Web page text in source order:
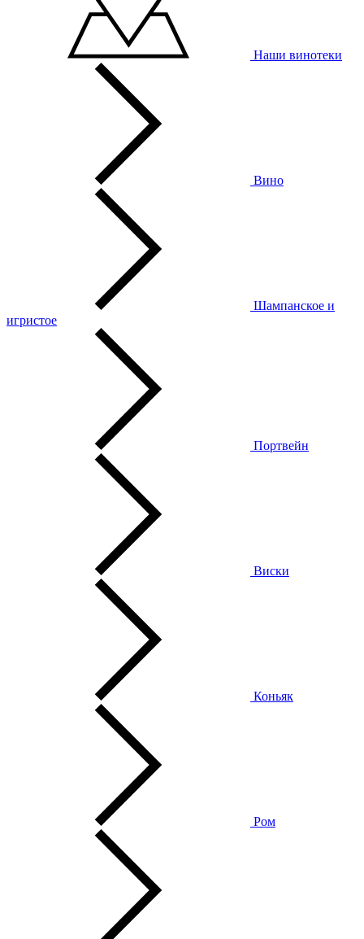
Наши винотеки
Вино
Шампанское и
игристое
Портвейн
Виски
Коньяк
Ром